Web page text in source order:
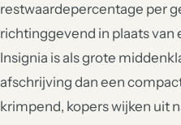
restwaardepercentage per
richtinggevend in plaats van
Insignia is als grote
afschrijving dan een
krimpend, kopers wijken uit